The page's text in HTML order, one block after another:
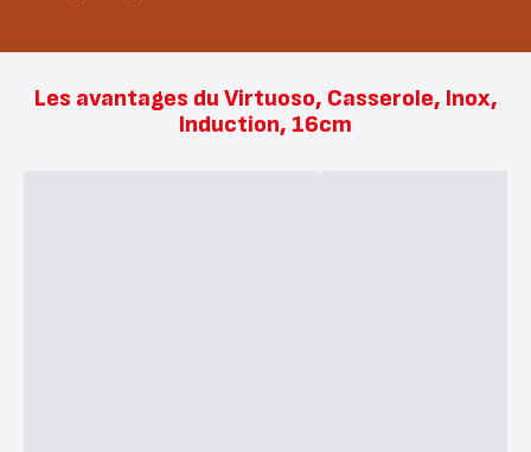
Les avantages du Virtuoso, Casserole, Inox,
Induction, 16cm